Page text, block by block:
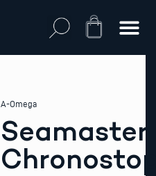
Cart
A-Omega
Seamaster